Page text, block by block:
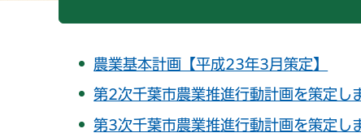
農業基本計画【平成23年3月策定】
第2次千葉市農業推進行動計画を策定し
第3次千葉市農業推進行動計画を策定し